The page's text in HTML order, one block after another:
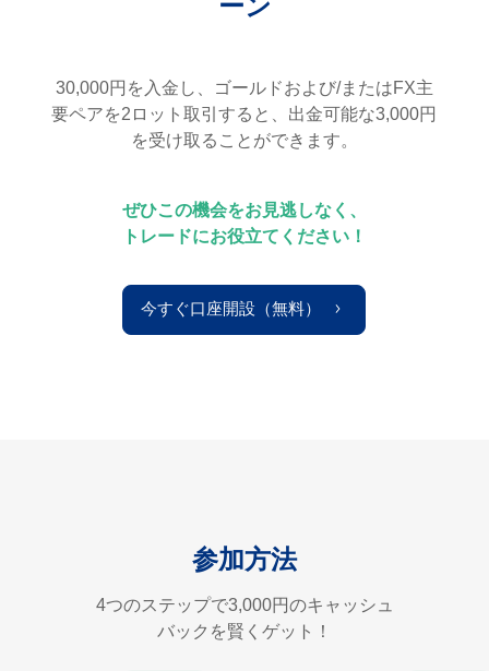
ーン
30,000円を入金し、ゴールドおよび/またはFX主
要ペアを2ロット取引すると、出金可能な3,000円
を受け取ることができます。
ぜひこの機会をお見逃しなく、
トレードにお役立てください！
今すぐ口座開設（無料）
参加方法
4つのステップで3,000円のキャッシュ
バックを賢くゲット！